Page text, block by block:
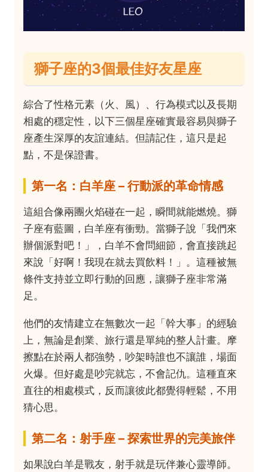
獅子座的3個最佳好友星座
綜合了性格元素（火、風）、行為模式以及長期
相處的穩定性，以下三個星座確實最容易與獅子
座產生深厚的友誼連結。但請記住，這只是起
點，不是保證書。
第一名：白羊座 – 行動派的革命情感
這組合像兩團火焰碰在一起，瞬間就能燃燒。獅
子座有藍圖，白羊座有衝勁。當獅子說「我們來
辦個派對吧！」，白羊不會問細節，會直接跳起
來說「好啊！我現在就去買飲料！」。這種被無
條件支持並立即行動的回應，讓獅子座非常滿
足。
他們的友情建立在無數次一起「幹大事」的經驗
上，無論是創業、旅行還是單純的整人計畫。摩
擦點在於兩人都強勢，吵架時誰也不讓誰，場面
火爆。但好處是吵完就忘，不會記仇。這種直來
直往的相處模式，反而讓彼此都覺得輕鬆，不用
猜心思。
第二名：射手座 – 探索世界的完美旅伴
如果說白羊是戰友，射手就是玩伴兼心靈導師。